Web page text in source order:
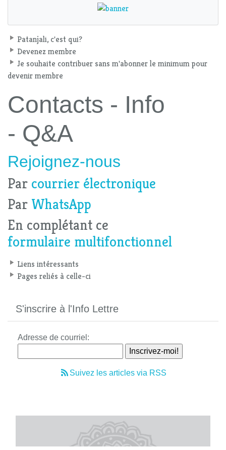
Patanjali, c'est qui?
Devenez membre
Je souhaite contribuer sans m'abonner le minimum pour
devenir membre
Contacts - Info
- Q&A
Rejoignez-nous
Par courrier électronique
Par WhatsApp
En complétant ce
formulaire multifonctionnel
Liens intéressants
Pages reliés à celle-ci
S'inscrire à l'Info Lettre
Adresse de courriel:
Suivez les articles via RSS